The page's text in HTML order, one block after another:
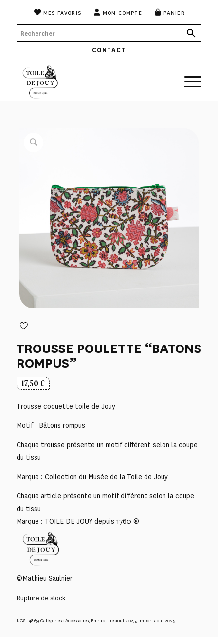
MES FAVORIS MON COMPTE PANIER
CONTACT
TROUSSE POULETTE “BATONS
ROMPUS”
17,50€
Trousse coquette toile de Jouy
Motif : Bâtons rompus
Chaque trousse présente un motif différent selon la coupe
du tissu
Marque : Collection du Musée de la Toile de Jouy
Chaque article présente un motif différent selon la coupe
du tissu
Marque : TOILE DE JOUY depuis 1760 ®
©Mathieu Saulnier
Rupture de stock
UGS :4869 Catégories :Accessoires, En rupture aout 2025, import aout 2025